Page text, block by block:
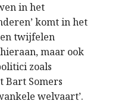
in het
komt in het
twijfelen
maar ook
zoals
Bart Somers
welvaart’.